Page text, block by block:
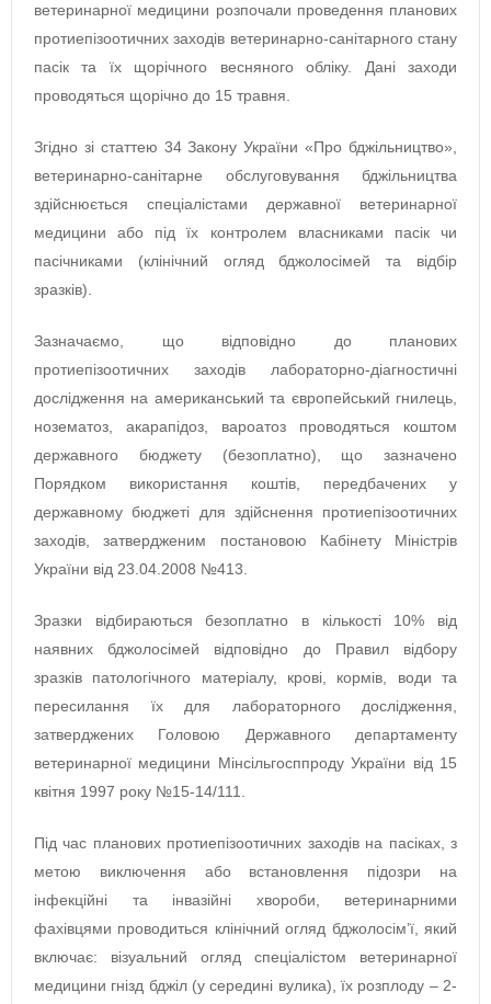
ветеринарної медицини розпочали проведення планових
протиепізоотичних заходів ветеринарно-санітарного стану
пасік та їх щорічного весняного обліку. Дані заходи
проводяться щорічно до 15 травня.
Згідно зі статтею 34 Закону України «Про бджільництво»,
ветеринарно-санітарне обслуговування бджільництва
здійснюється спеціалістами державної ветеринарної
медицини або під їх контролем власниками пасік чи
пасічниками (клінічний огляд бджолосімей та відбір
зразків).
Зазначаємо, що відповідно до планових
протиепізоотичних заходів лабораторно-діагностичні
дослідження на американський та європейський гнилець,
нозематоз, акарапідоз, вароатоз проводяться коштом
державного бюджету (безоплатно), що зазначено
Порядком використання коштів, передбачених у
державному бюджеті для здійснення протиепізоотичних
заходів, затвердженим постановою Кабінету Міністрів
України від 23.04.2008 №413.
Зразки відбираються безоплатно в кількості 10% від
наявних бджолосімей відповідно до Правил відбору
зразків патологічного матеріалу, крові, кормів, води та
пересилання їх для лабораторного дослідження,
затверджених Головою Державного департаменту
ветеринарної медицини Мінсільгосппроду України від 15
квітня 1997 року №15-14/111.
Під час планових протиепізоотичних заходів на пасіках, з
метою виключення або встановлення підозри на
інфекційні та інвазійні хвороби, ветеринарними
фахівцями проводиться клінічний огляд бджолосім’ї, який
включає: візуальний огляд спеціалістом ветеринарної
медицини гнізд бджіл (у середині вулика), їх розплоду – 2-